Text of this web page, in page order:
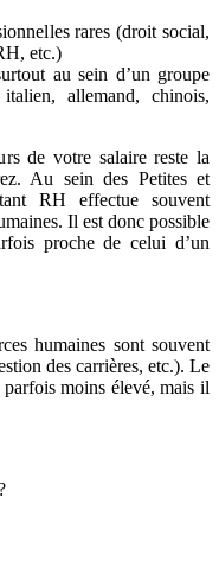
rares (droit social,
etc.)
au sein d’un groupe
allemand, chinois,
de votre salaire reste la
Au sein des Petites et
RH effectue souvent
Il est donc possible
proche de celui d’un
humaines sont souvent
des carrières, etc.). Le
parfois moins élevé, mais il